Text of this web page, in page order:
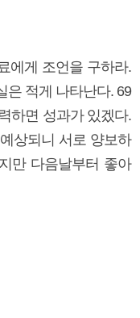
에게 조언을 구하라.
은 적게 나타난다. 69
하면 성과가 있겠다.
상되니 서로 양보하
만 다음날부터 좋아